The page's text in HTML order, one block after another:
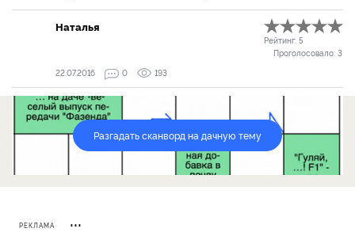
Наталья
Рейтинг: 5
Проголосовало: 3
22.07.2016
0 193
Разгадать сканворд на дачную тему
РЕКЛАМА